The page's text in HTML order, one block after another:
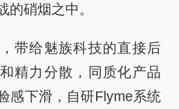
的硝烟之中。
带给魅族科技的直接后
精力分散，同质化产品
感下滑，自研Flyme系统